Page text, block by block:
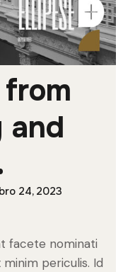
and
24, 2023
facete nominati
periculis. Id